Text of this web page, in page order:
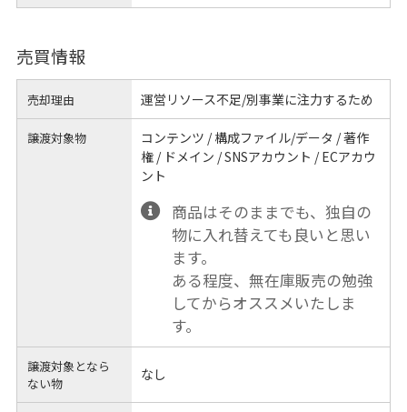
売買情報
売却理由 運営リソース不足/別事業に注力するため
譲渡対象物
コンテンツ / 構成ファイル/データ / 著作
権 / ドメイン / SNSアカウント / ECアカウ
ント
商品はそのままでも、独自の
物に入れ替えても良いと思い
ます。
ある程度、無在庫販売の勉強
してからオススメいたしま
す。
譲渡対象となら
ない物
なし